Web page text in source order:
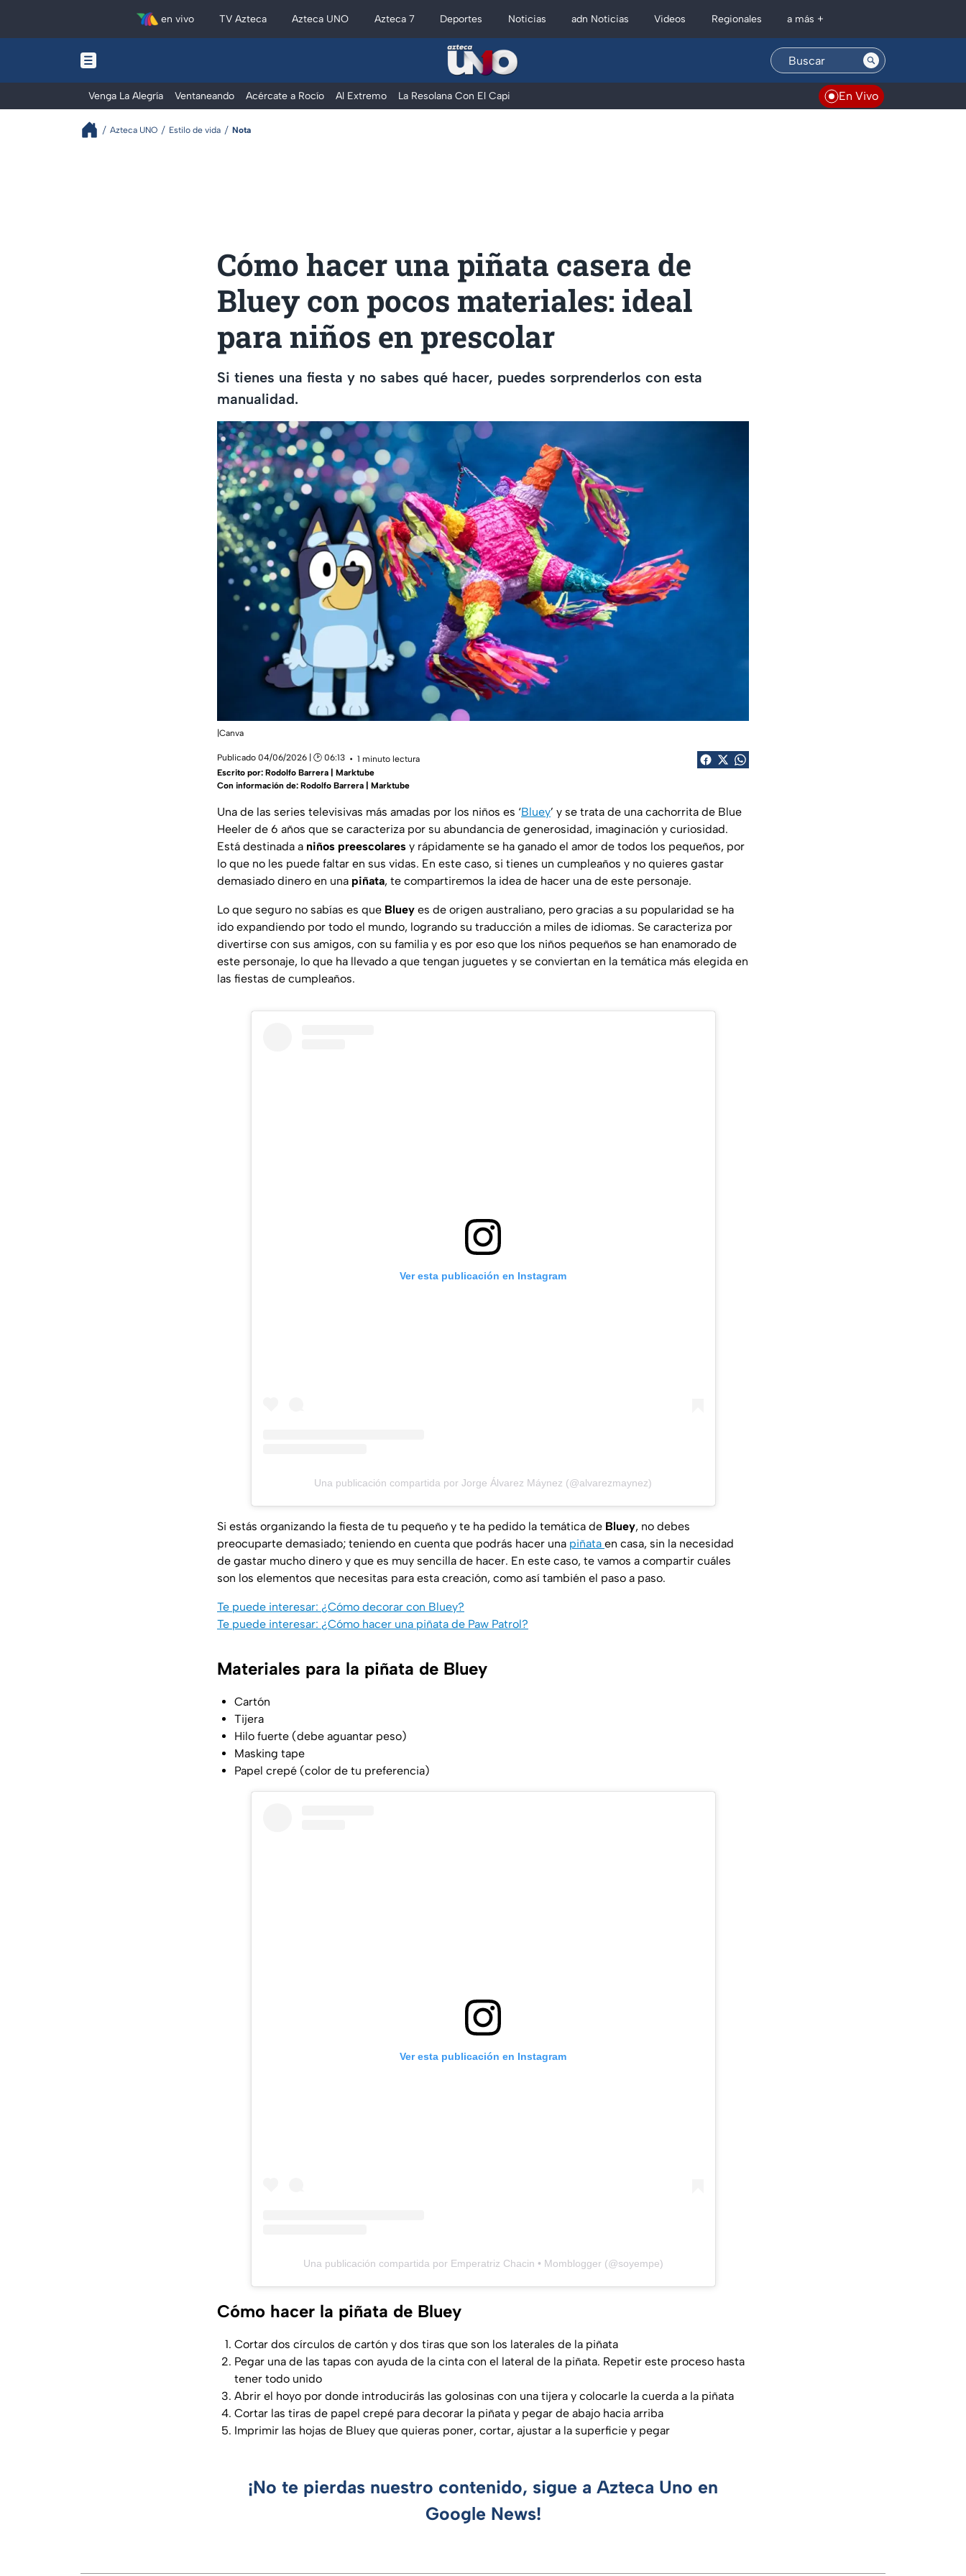
en vivo TV Azteca Azteca UNO Azteca 7 Deportes Noticias adn Noticias Videos Regionales a más +
Venga La Alegría Ventaneando Acércate a Rocío Al Extremo La Resolana Con El Capi En Vivo
Azteca UNO Estilo de vida Nota
Cómo hacer una piñata casera de
Bluey con pocos materiales: ideal
para niños en prescolar
Si tienes una fiesta y no sabes qué hacer, puedes sorprenderlos con esta
manualidad.
|Canva
Publicado 04/06/2026 | 🕑 06:13
1 minuto lectura
Escrito por: Rodolfo Barrera | Marktube
Con información de: Rodolfo Barrera | Marktube
Una de las series televisivas más amadas por los niños es ‘Bluey’ y se trata de una cachorrita de Blue
Heeler de 6 años que se caracteriza por su abundancia de generosidad, imaginación y curiosidad.
Está destinada a niños preescolares y rápidamente se ha ganado el amor de todos los pequeños, por
lo que no les puede faltar en sus vidas. En este caso, si tienes un cumpleaños y no quieres gastar
demasiado dinero en una piñata, te compartiremos la idea de hacer una de este personaje.
Lo que seguro no sabías es que Bluey es de origen australiano, pero gracias a su popularidad se ha
ido expandiendo por todo el mundo, logrando su traducción a miles de idiomas. Se caracteriza por
divertirse con sus amigos, con su familia y es por eso que los niños pequeños se han enamorado de
este personaje, lo que ha llevado a que tengan juguetes y se conviertan en la temática más elegida en
las fiestas de cumpleaños.
Ver esta publicación en Instagram
Una publicación compartida por Jorge Álvarez Máynez (@alvarezmaynez)
Si estás organizando la fiesta de tu pequeño y te ha pedido la temática de Bluey, no debes
preocuparte demasiado; teniendo en cuenta que podrás hacer una piñata en casa, sin la necesidad
de gastar mucho dinero y que es muy sencilla de hacer. En este caso, te vamos a compartir cuáles
son los elementos que necesitas para esta creación, como así también el paso a paso.
Te puede interesar: ¿Cómo decorar con Bluey?
Te puede interesar: ¿Cómo hacer una piñata de Paw Patrol?
Materiales para la piñata de Bluey
Cartón
Tijera
Hilo fuerte (debe aguantar peso)
Masking tape
Papel crepé (color de tu preferencia)
Ver esta publicación en Instagram
Una publicación compartida por Emperatriz Chacin • Momblogger (@soyempe)
Cómo hacer la piñata de Bluey
Cortar dos círculos de cartón y dos tiras que son los laterales de la piñata
Pegar una de las tapas con ayuda de la cinta con el lateral de la piñata. Repetir este proceso hasta
tener todo unido
Abrir el hoyo por donde introducirás las golosinas con una tijera y colocarle la cuerda a la piñata
Cortar las tiras de papel crepé para decorar la piñata y pegar de abajo hacia arriba
Imprimir las hojas de Bluey que quieras poner, cortar, ajustar a la superficie y pegar
¡No te pierdas nuestro contenido, sigue a Azteca Uno en
Google News!